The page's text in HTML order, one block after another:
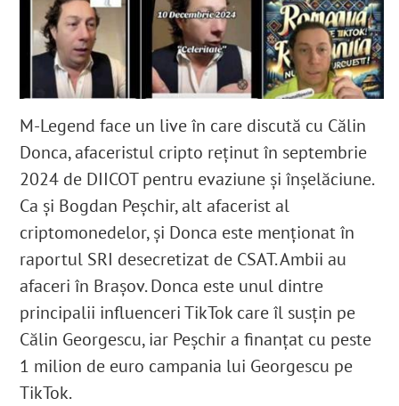
M-Legend face un live în care discută cu Călin
Donca, afaceristul cripto reținut în septembrie
2024 de DIICOT pentru evaziune și înșelăciune.
Ca și Bogdan Peșchir, alt afacerist al
criptomonedelor, și Donca este menționat în
raportul SRI desecretizat de CSAT. Ambii au
afaceri în Brașov. Donca este unul dintre
principalii influenceri TikTok care îl susțin pe
Călin Georgescu, iar Peșchir a finanțat cu peste
1 milion de euro campania lui Georgescu pe
TikTok.